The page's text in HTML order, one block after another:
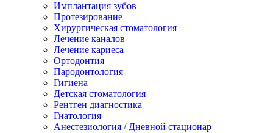
Имплантация зубов
Протезирование
Хирургическая стоматология
Лечение каналов
Лечение кариеса
Ортодонтия
Пародонтология
Гигиена
Детская стоматология
Рентген диагностика
Гнатология
Анестезиология / Дневной стационар